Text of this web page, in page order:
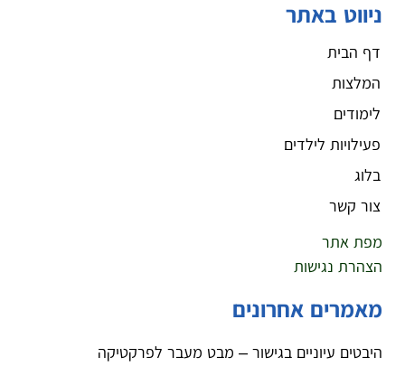
ניווט באתר
דף הבית
המלצות
לימודים
פעילויות לילדים
בלוג
צור קשר
מפת אתר
הצהרת נגישות
מאמרים אחרונים
היבטים עיוניים בגישור – מבט מעבר לפרקטיקה